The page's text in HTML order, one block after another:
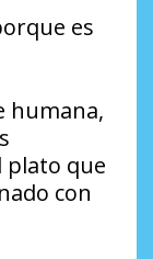
es
humana,
plato que
con